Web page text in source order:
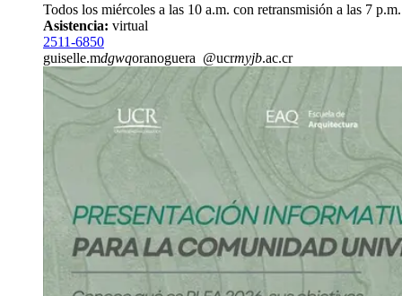
Todos los miércoles a las 10 a.m. con retransmisión a las 7 p.m.
Asistencia: virtual
2511-6850
guiselle.mdgwqoranoguera @ucrmyjb.ac.cr